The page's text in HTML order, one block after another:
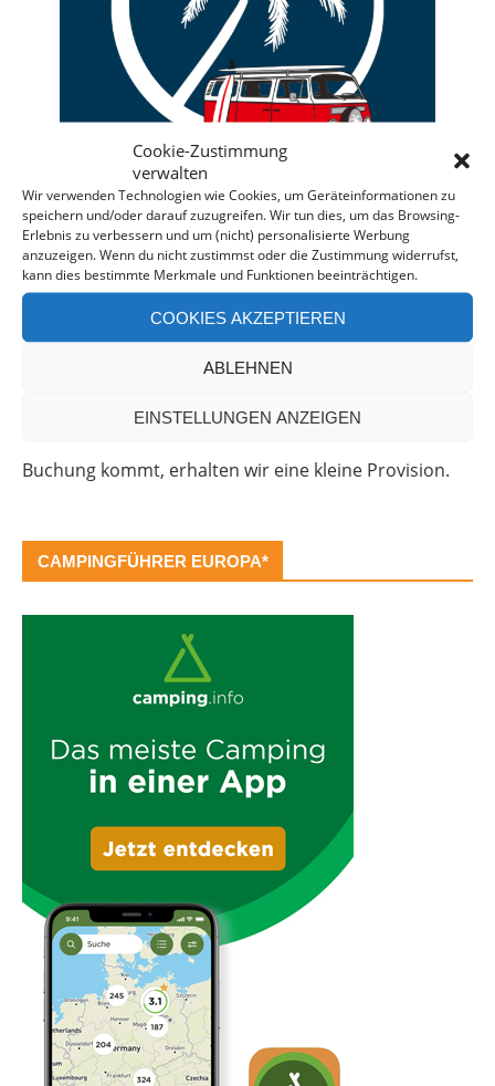
Cookie-Zustimmung
verwalten
Wir verwenden Technologien wie Cookies, um Geräteinformationen zu
speichern und/oder darauf zuzugreifen. Wir tun dies, um das Browsing-
Erlebnis zu verbessern und um (nicht) personalisierte Werbung
anzuzeigen. Wenn du nicht zustimmst oder die Zustimmung widerrufst,
kann dies bestimmte Merkmale und Funktionen beeinträchtigen.
COOKIES AKZEPTIEREN
ABLEHNEN
EINSTELLUNGEN ANZEIGEN
Deine individuelle Beratung bei der Campermiete
in Deutschland und Europa.
Bei einer Anfrage über diesen Banner erhältst Du
Rabatt! *
Offenlegung: Die Anfrage bei der Camper Oase ist
Buchung kommt, erhalten wir eine kleine Provision.
CAMPINGFÜHRER EUROPA*